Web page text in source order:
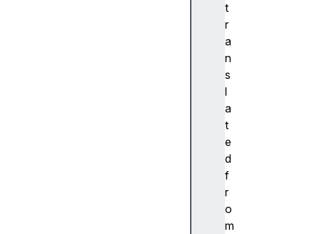
t
r
a
n
s
l
a
t
e
d
f
r
o
m